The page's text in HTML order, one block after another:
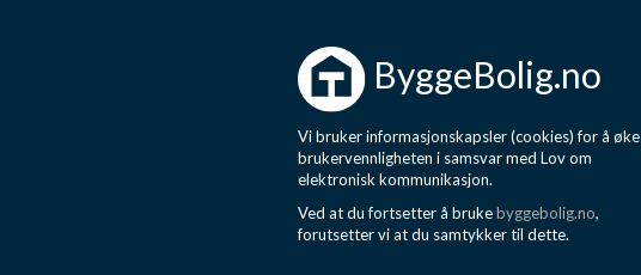
ByggeBolig.no
Vi bruker informasjonskapsler (cookies) for å øke
brukervennligheten i samsvar med Lov om
elektronisk kommunikasjon.
Ved at du fortsetter å brukebyggebolig.no,
forutsetter vi at du samtykker til dette.